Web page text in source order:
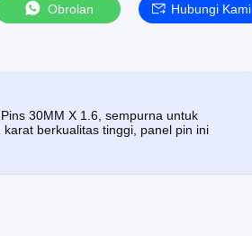
Obrolan Hubungi Kami
30MM X 1.6, sempurna untuk
berkualitas tinggi, panel pin ini